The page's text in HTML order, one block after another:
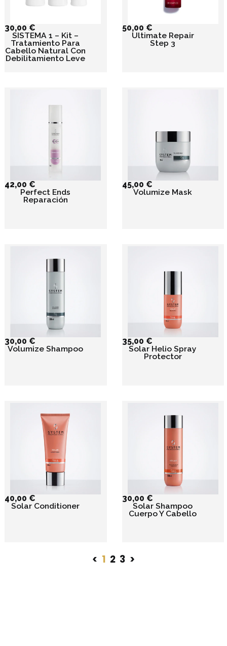
30,00 €
SISTEMA 1 – Kit –
Tratamiento Para
Cabello Natural Con
Debilitamiento Leve
50,00 €
Ultimate Repair
Step 3
42,00 €
Perfect Ends
Reparación
45,00 €
Volumize Mask
30,00 €
Volumize Shampoo
35,00 €
Solar Helio Spray
Protector
40,00 €
Solar Conditioner
30,00 €
Solar Shampoo
Cuerpo Y Cabello
< 1 2 3 >